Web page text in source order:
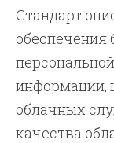
Стандарт
обеспечения
информации,
облачных
качества